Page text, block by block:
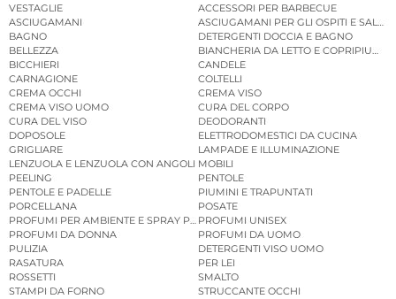
VESTAGLIE
ACCESSORI PER BARBECUE
ASCIUGAMANI
ASCIUGAMANI PER GLI OSPITI E
BAGNO
DETERGENTI DOCCIA E BAGNO
BELLEZZA
BIANCHERIA DA LETTO E COPRIPIUMINI
BICCHIERI
CANDELE
CARNAGIONE
COLTELLI
CREMA OCCHI
CREMA VISO
CREMA VISO UOMO
CURA DEL CORPO
CURA DEL VISO
DEODORANTI
DOPOSOLE
ELETTRODOMESTICI DA CUCINA
GRIGLIARE
LAMPADE E ILLUMINAZIONE
LENZUOLA E LENZUOLA CON ANGOLI MOBILI
PEELING
PENTOLE
PENTOLE E PADELLE
PIUMINI E TRAPUNTATI
PORCELLANA
POSATE
PROFUMI PER AMBIENTE E SPRAY PER AMBIENTE
PROFUMI UNISEX
PROFUMI DA DONNA
PROFUMI DA UOMO
PULIZIA
DETERGENTI VISO UOMO
RASATURA
PER LEI
ROSSETTI
SMALTO
STAMPI DA FORNO
STRUCCANTE OCCHI